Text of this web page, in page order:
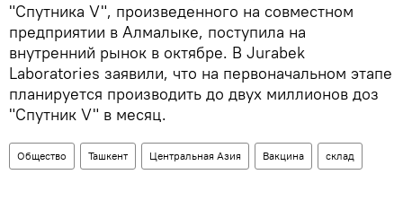
"Спутника V", произведенного на совместном
предприятии в Алмалыке, поступила на
внутренний рынок в октябре. В Jurabek
Laboratories заявили, что на первоначальном этапе
планируется производить до двух миллионов доз
"Спутник V" в месяц.
Общество Ташкент Центральная Азия Вакцина склад